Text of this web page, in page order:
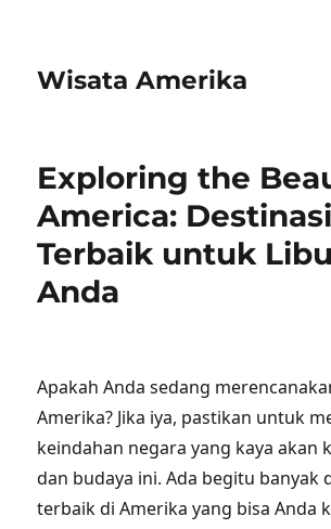
Wisata Amerika
Exploring the
America: Destinasi
Terbaik untuk
Anda
Apakah Anda sedang
Amerika? Jika iya, pastikan untuk
keindahan negara yang kaya akan
dan budaya ini. Ada begitu banyak
terbaik di Amerika yang bisa Anda